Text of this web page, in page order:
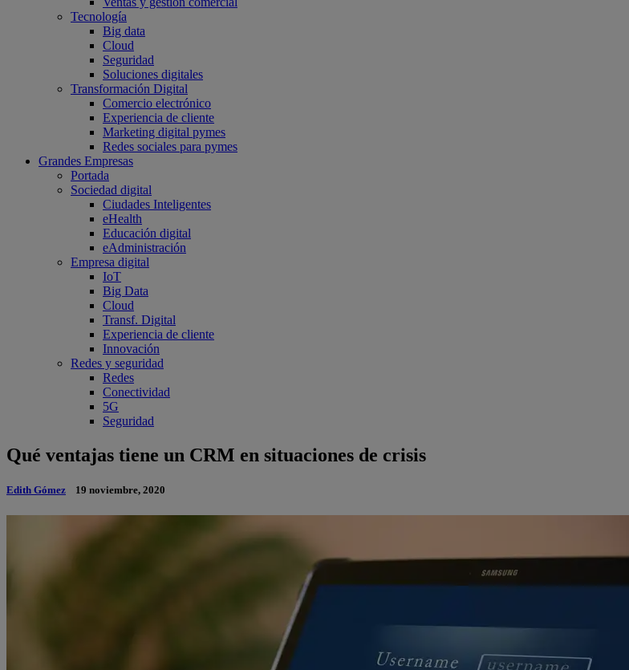
Tecnología
Big data
Cloud
Seguridad
Soluciones digitales
Transformación Digital
Comercio electrónico
Experiencia de cliente
Marketing digital pymes
Redes sociales para pymes
Grandes Empresas
Portada
Sociedad digital
Ciudades Inteligentes
eHealth
Educación digital
eAdministración
Empresa digital
IoT
Big Data
Cloud
Transf. Digital
Experiencia de cliente
Innovación
Redes y seguridad
Redes
Conectividad
5G
Seguridad
Qué ventajas tiene un CRM en situaciones de crisis
Edith Gómez 19 noviembre, 2020